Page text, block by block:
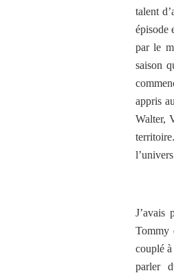
talent
épisode
par le
saison
appris
Walter,
J’avais
Tommy
couplé
parler